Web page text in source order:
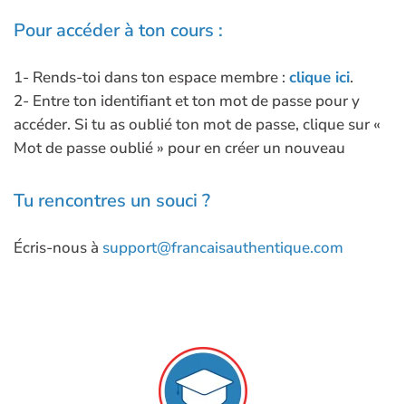
Pour accéder à ton cours :
1- Rends-toi dans ton espace membre : clique ici.
2- Entre ton identifiant et ton mot de passe pour y
accéder. Si tu as oublié ton mot de passe, clique sur «
Mot de passe oublié » pour en créer un nouveau
Tu rencontres un souci ?
Écris-nous à support@francaisauthentique.com